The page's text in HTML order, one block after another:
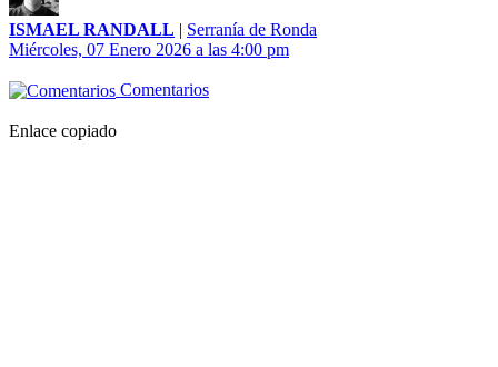
ISMAEL RANDALL | Serranía de Ronda
Miércoles, 07 Enero 2026 a las 4:00 pm
Comentarios
Enlace copiado